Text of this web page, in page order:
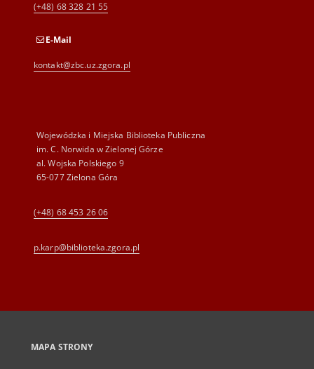
(+48) 68 328 21 55
E-Mail
kontakt@zbc.uz.zgora.pl
Wojewódzka i Miejska Biblioteka Publiczna
im. C. Norwida w Zielonej Górze
al. Wojska Polskiego 9
65-077 Zielona Góra
(+48) 68 453 26 06
p.karp@biblioteka.zgora.pl
MAPA STRONY